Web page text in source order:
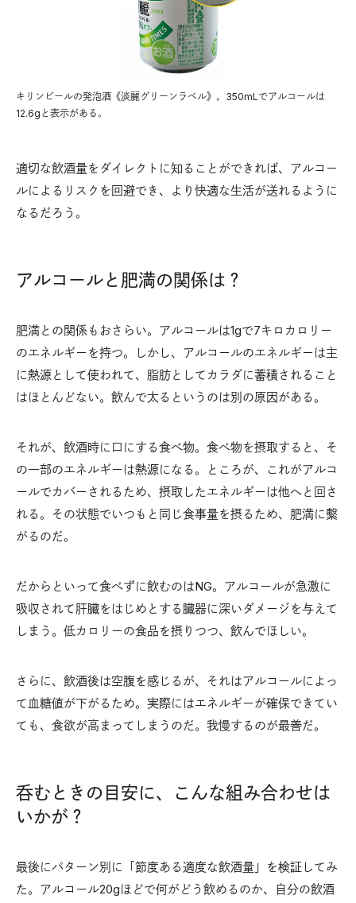
キリンビールの発泡酒《淡麗グリーンラベル》。350mLでアルコールは
12.6gと表示がある。
適切な飲酒量をダイレクトに知ることができれば、アルコー
ルによるリスクを回避でき、より快適な生活が送れるように
なるだろう。
アルコールと肥満の関係は？
肥満との関係もおさらい。アルコールは1gで7キロカロリー
のエネルギーを持つ。しかし、アルコールのエネルギーは主
に熱源として使われて、脂肪としてカラダに蓄積されること
はほとんどない。飲んで太るというのは別の原因がある。
それが、飲酒時に口にする食べ物。食べ物を摂取すると、そ
の一部のエネルギーは熱源になる。ところが、これがアルコ
ールでカバーされるため、摂取したエネルギーは他へと回さ
れる。その状態でいつもと同じ食事量を摂るため、肥満に繫
がるのだ。
だからといって食べずに飲むのはNG。アルコールが急激に
吸収されて肝臓をはじめとする臓器に深いダメージを与えて
しまう。低カロリーの食品を摂りつつ、飲んでほしい。
さらに、飲酒後は空腹を感じるが、それはアルコールによっ
て血糖値が下がるため。実際にはエネルギーが確保できてい
ても、食欲が高まってしまうのだ。我慢するのが最善だ。
呑むときの目安に、こんな組み合わせは
いかが？
最後にパターン別に「節度ある適度な飲酒量」を検証してみ
た。アルコール20gほどで何がどう飲めるのか、自分の飲酒